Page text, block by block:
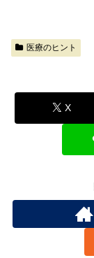
医療のヒント
X